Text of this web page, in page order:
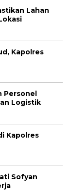
Lahan
Kapolres
Personel
Logistik
Kapolres
Sofyan